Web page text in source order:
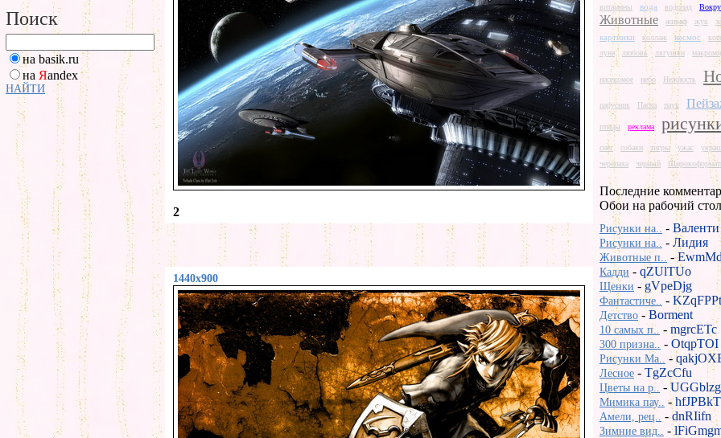
Поиск
на basik.ru
на Яandex
НАЙТИ
2
1440x900
витамины вода водопад
Животные жираф жук
картинки коллаж космос
луна
любовь лягушки
насекомое небо Нежность
парусник Пасха паук
птицы реклама
снег собаки тигры ужас
черепаха
черный
Последние
Обои на рабочий стол
Рисунки на.. - Валенти
Рисунки на.. - Лидия
Животные п.. -
Кадди - qZUlTUo
Щенки - gVpeDjg
Фантастиче.. - KZqFPPt
Детство -Borment
10 самых п.. - mgrcETc
300 призна.. - OtqpTOI
Рисунки Ma.. -
Лесное - TgZcCfu
Цветы на р.. -UGGblzg
Мимика пау.. -hfJPBkT
Амели, рец.. -dnRIifn
Зимние вид.. -